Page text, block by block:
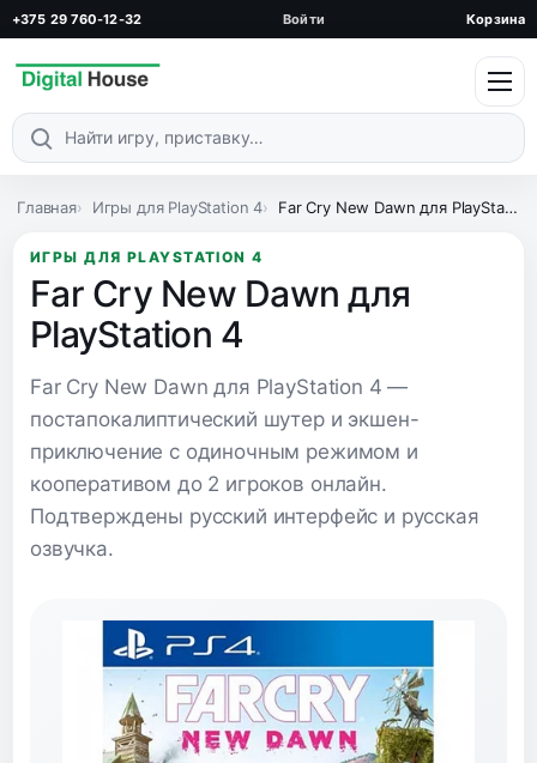
+375 29 760-12-32 Войти Корзина
Поиск по каталогу
Главная Игры для PlayStation 4 Far Cry New Dawn для PlayStation 4
ИГРЫ ДЛЯ PLAYSTATION 4
Far Cry New Dawn для
PlayStation 4
Far Cry New Dawn для PlayStation 4 —
постапокалиптический шутер и экшен-
приключение с одиночным режимом и
кооперативом до 2 игроков онлайн.
Подтверждены русский интерфейс и русская
озвучка.